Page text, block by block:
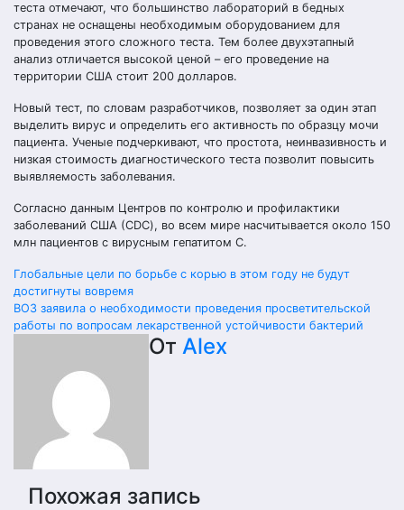
теста отмечают, что большинство лабораторий в бедных
странах не оснащены необходимым оборудованием для
проведения этого сложного теста. Тем более двухэтапный
анализ отличается высокой ценой – его проведение на
территории США стоит 200 долларов.
Новый тест, по словам разработчиков, позволяет за один этап
выделить вирус и определить его активность по образцу мочи
пациента. Ученые подчеркивают, что простота, неинвазивность и
низкая стоимость диагностического теста позволит повысить
выявляемость заболевания.
Согласно данным Центров по контролю и профилактики
заболеваний США (CDC), во всем мире насчитывается около 150
млн пациентов с вирусным гепатитом С.
Навигация
по
Глобальные цели по борьбе с корью в этом году не будут
достигнуты вовремя
ВОЗ заявила о необходимости проведения просветительской
работы по вопросам лекарственной устойчивости бактерий
От Alex
Похожая запись